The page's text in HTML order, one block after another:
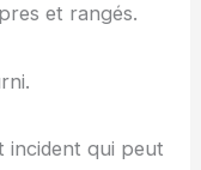
et rangés.
incident qui peut